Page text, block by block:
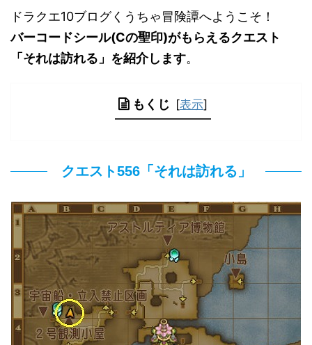
ドラクエ10ブログくうちゃ冒険譚へようこそ！
バーコードシール(Cの聖印)がもらえるクエスト
「それは訪れる」を紹介します。
もくじ [表示]
クエスト556「それは訪れる」